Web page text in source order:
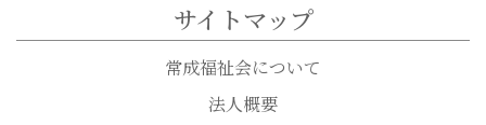
サイトマップ
常成福祉会について
法人概要